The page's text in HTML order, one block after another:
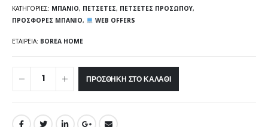
ΚΑΤΗΓΟΡΊΕΣ: ΜΠΆΝΙΟ, ΠΕΤΣΈΤΕΣ, ΠΕΤΣΈΤΕΣ ΠΡΟΣΏΠΟΥ,
ΠΡΟΣΦΟΡΈΣ ΜΠΆΝΙΟ, WEB OFFERS
ΕΤΑΙΡΕΊΑ: BOREA HOME
ΠΡΟΣΘΉΚΗ ΣΤΟ ΚΑΛΆΘΙ